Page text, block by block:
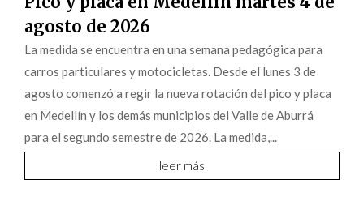
agosto de 2026
La medida se encuentra en una semana pedagógica para
carros particulares y motocicletas. Desde el lunes 3 de
agosto comenzó a regir la nueva rotación del pico y placa
en Medellín y los demás municipios del Valle de Aburrá
para el segundo semestre de 2026. La medida,...
leer más